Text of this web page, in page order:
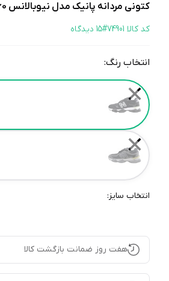
کتونی مردانه پانیک مدل نیوبالانس 9060 کد 01
کد کالا 74901# 15 دیدگاه
انتخاب رنگ:
Color
✕
✕
انتخاب سایز:
هفت روز ضمانت بازگشت کالا